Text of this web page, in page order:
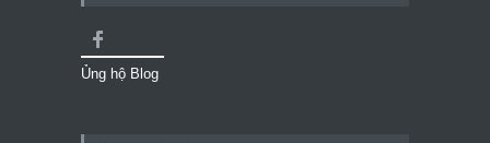
Ủng hộ Blog